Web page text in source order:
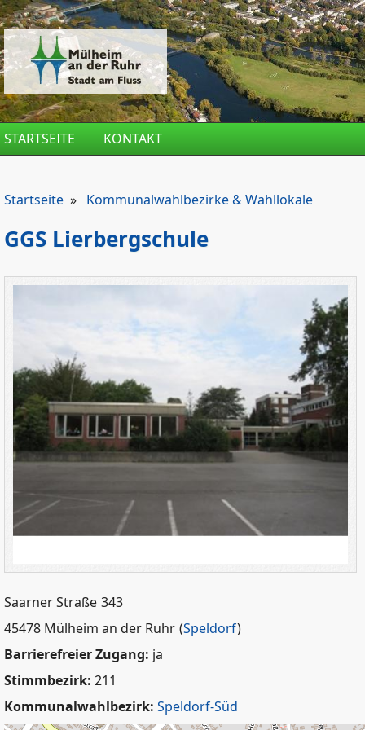
Direkt zum Inhalt
STARTSEITE KONTAKT
Startseite » Kommunalwahlbezirke & Wahllokale
GGS Lierbergschule
Saarner Straße 343
45478 Mülheim an der Ruhr (Speldorf)
Barrierefreier Zugang: ja
Stimmbezirk: 211
Kommunalwahlbezirk: Speldorf-Süd